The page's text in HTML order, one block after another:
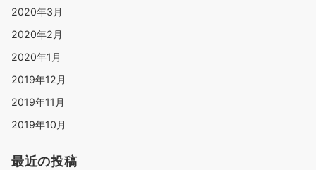
2020年3月
2020年2月
2020年1月
2019年12月
2019年11月
2019年10月
最近の投稿